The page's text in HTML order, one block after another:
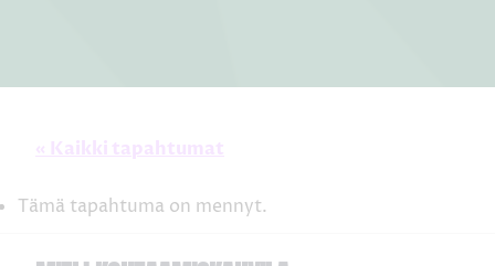
« Kaikki tapahtumat
Tämä tapahtuma on mennyt.